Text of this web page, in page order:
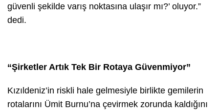
güvenli şekilde varış noktasına ulaşır mı?’ oluyor.”
dedi.
“Şirketler Artık Tek Bir Rotaya Güvenmiyor”
Kızıldeniz’in riskli hale gelmesiyle birlikte gemilerin
rotalarını Ümit Burnu’na çevirmek zorunda kaldığını